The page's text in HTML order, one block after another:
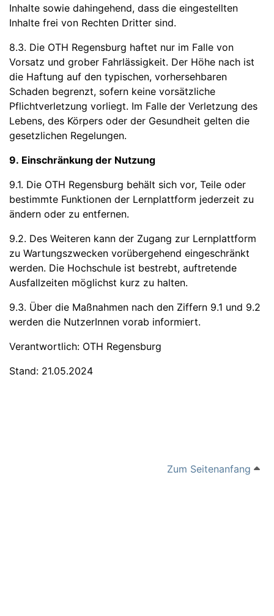
Inhalte sowie dahingehend, dass die eingestellten
Inhalte frei von Rechten Dritter sind.
8.3. Die OTH Regensburg haftet nur im Falle von
Vorsatz und grober Fahrlässigkeit. Der Höhe nach ist
die Haftung auf den typischen, vorhersehbaren
Schaden begrenzt, sofern keine vorsätzliche
Pflichtverletzung vorliegt. Im Falle der Verletzung des
Lebens, des Körpers oder der Gesundheit gelten die
gesetzlichen Regelungen.
9. Einschränkung der Nutzung
9.1. Die OTH Regensburg behält sich vor, Teile oder
bestimmte Funktionen der Lernplattform jederzeit zu
ändern oder zu entfernen.
9.2. Des Weiteren kann der Zugang zur Lernplattform
zu Wartungszwecken vorübergehend eingeschränkt
werden. Die Hochschule ist bestrebt, auftretende
Ausfallzeiten möglichst kurz zu halten.
9.3. Über die Maßnahmen nach den Ziffern 9.1 und 9.2
werden die NutzerInnen vorab informiert.
Verantwortlich: OTH Regensburg
Stand: 21.05.2024
Zum Seitenanfang